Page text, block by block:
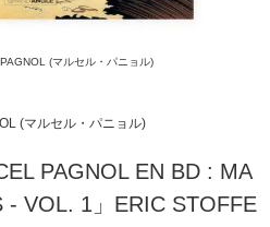
(マルセル・パニョル)
(マルセル・パニョル)
PAGNOL EN BD : MA
- VOL. 1」ERIC STOFFE